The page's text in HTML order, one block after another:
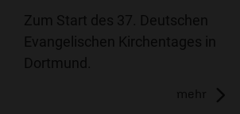
Zum Start des 37. Deutschen
Evangelischen Kirchentages in
Dortmund.
mehr